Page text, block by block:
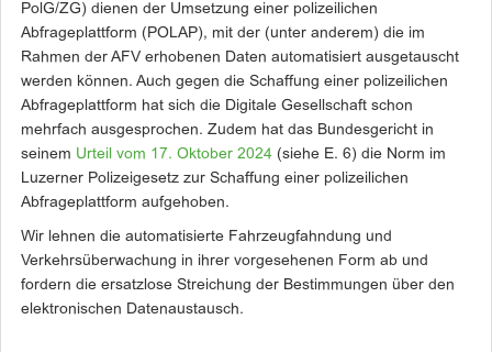
PolG/ZG) dienen der Umsetzung einer polizeilichen
Abfrageplattform (POLAP), mit der (unter anderem) die im
Rahmen der AFV erhobenen Daten automatisiert ausgetauscht
werden können. Auch gegen die Schaffung einer polizeilichen
Abfrageplattform hat sich die Digitale Gesellschaft schon
mehrfach ausgesprochen. Zudem hat das Bundesgericht in
seinem Urteil vom 17. Oktober 2024 (siehe E. 6) die Norm im
Luzerner Polizeigesetz zur Schaffung einer polizeilichen
Abfrageplattform aufgehoben.
Wir lehnen die automatisierte Fahrzeugfahndung und
Verkehrsüberwachung in ihrer vorgesehenen Form ab und
fordern die ersatzlose Streichung der Bestimmungen über den
elektronischen Datenaustausch.